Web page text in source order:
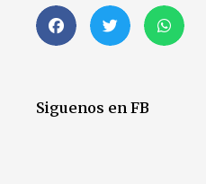
Siguenos en FB